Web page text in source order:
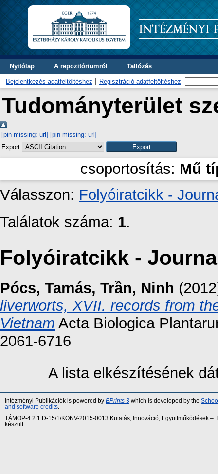
Nyitólap A repozitóriumról Tallózás
Bejelentkezés adatfeltöltéshez Regisztráció adatfeltöltéshez
Tudományterület
[pin missing: url] [pin missing: url]
Export
csoportosítás: Mű
Válasszon: Folyóiratcikk -
Találatok száma: 1.
Folyóiratcikk -
Pócs, Tamás, Trần, Ninh
liverworts, XVII. records from
Vietnam Acta Biologica
2061-6716
A lista elkészítésének
Intézményi Publikációk is powered by EPrints 3 which is developed by the
and software credits
TÁMOP-4.2.1.D-15/1/KONV-2015-0013 Kutatás, Innováció, Együttműködések
készült.